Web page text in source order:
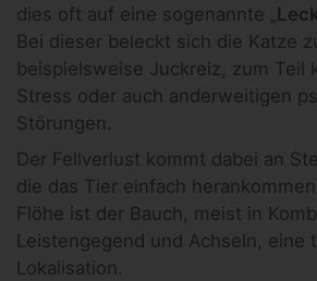
dies oft auf eine sogenannte „
Bei dieser beleckt sich die Katze
beispielsweise Juckreiz, zum Teil
Stress oder auch anderweitigen
Störungen.
Der Fellverlust kommt dabei an
die das Tier einfach
Flöhe ist der Bauch, meist in
Leistengegend und Achseln, eine
Lokalisation.